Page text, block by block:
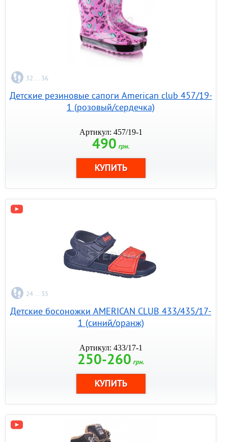
32 ... 36
Детские резиновые сапоги American club 457/19-
1 (розовый/сердечка)
Артикул: 457/19-1
490 грн.
24 ... 35
Детские босоножки AMERICAN CLUB 433/435/17-
1 (синий/оранж)
Артикул: 433/17-1
250-260 грн.